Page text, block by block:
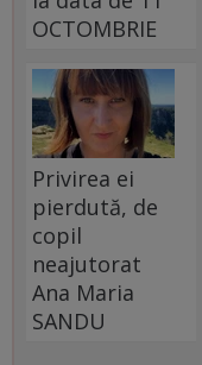
OCTOMBRIE
Privirea ei
pierdută, de
copil
neajutorat
Ana Maria
SANDU